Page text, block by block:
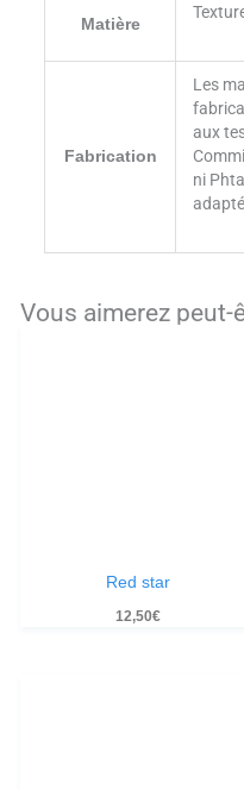
Matière
Fabrication
Les
aux
ni
Vous aimerez peut-
Red star
12,50€